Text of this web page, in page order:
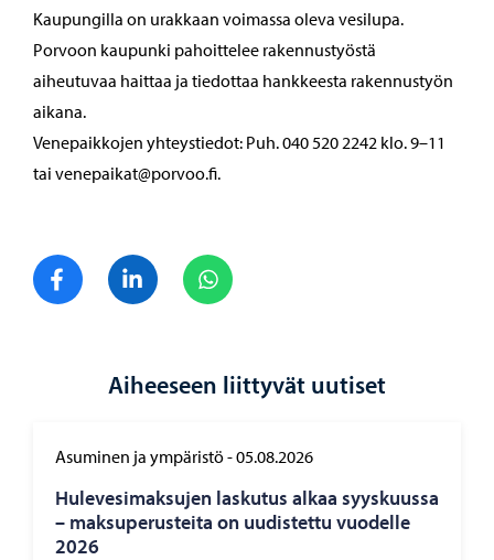
Kaupungilla on urakkaan voimassa oleva vesilupa.
Porvoon kaupunki pahoittelee rakennustyöstä
aiheutuvaa haittaa ja tiedottaa hankkeesta rakennustyön
aikana.
Venepaikkojen yhteystiedot: Puh. 040 520 2242 klo. 9–11
tai venepaikat@porvoo.fi.
Jaa FacebookJaa LinkedIn
Aiheeseen liittyvät uutiset
Asuminen ja ympäristö-05.08.2026
Hu­le­ve­si­mak­su­jen las­ku­tus alkaa syys­kuus­sa
– mak­su­pe­rus­tei­ta on uu­dis­tet­tu vuo­del­le
2026